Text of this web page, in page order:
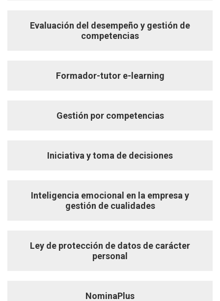
Evaluación del desempeño y gestión de
competencias
Formador-tutor e-learning
Gestión por competencias
Iniciativa y toma de decisiones
Inteligencia emocional en la empresa y
gestión de cualidades
Ley de protección de datos de carácter
personal
NominaPlus